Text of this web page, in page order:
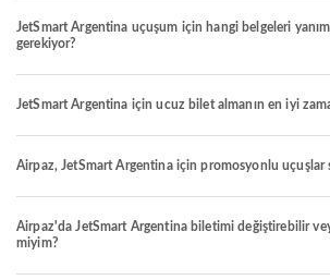
JetSmart Argentina uçuşum için hangi belgeleri
gerekiyor?
JetSmart Argentina için ucuz bilet almanın en iyi
Airpaz, JetSmart Argentina için promosyonlu uçuşlar
Airpaz'da JetSmart Argentina biletimi değiştirebilir
miyim?